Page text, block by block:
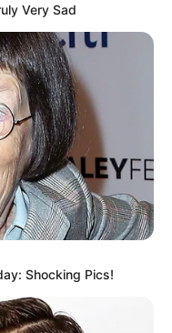
Very Sad
Shocking Pics!